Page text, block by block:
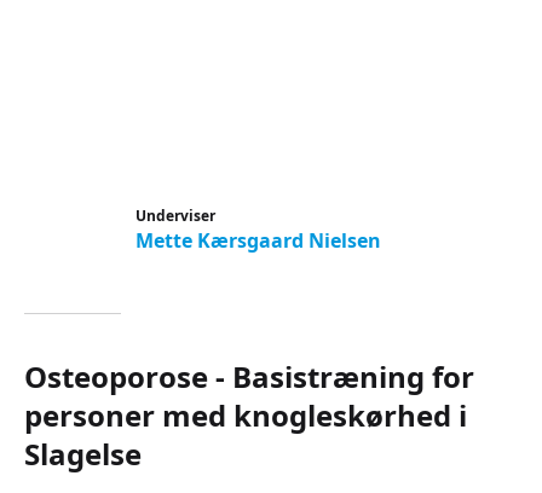
Underviser
Mette Kærsgaard Nielsen
Osteoporose - Basistræning for
personer med knogleskørhed i
Slagelse